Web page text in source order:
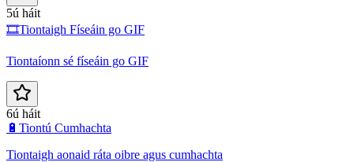
5ú háit
🎞️Tiontaigh Físeáin go GIF
Tiontaíonn sé físeáin go GIF
6ú háit
🔋 Tiontú Cumhachta
Tiontaigh aonaid ráta oibre agus cumhachta